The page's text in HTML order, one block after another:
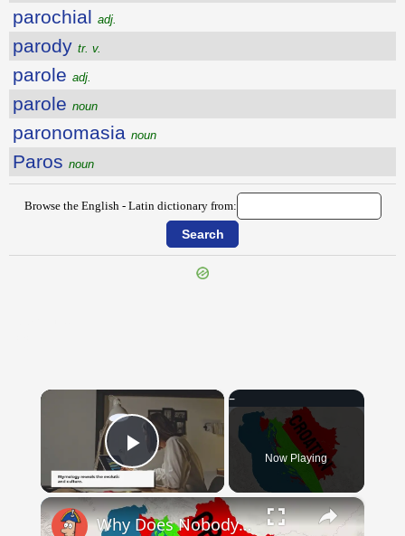
parochial adj.
parody tr. v.
parole adj.
parole noun
paronomasia noun
Paros noun
Browse the English - Latin dictionary from:
×
Play Video Now Playing
×
Why Does Nobody Speak This Romance Language Anymore?